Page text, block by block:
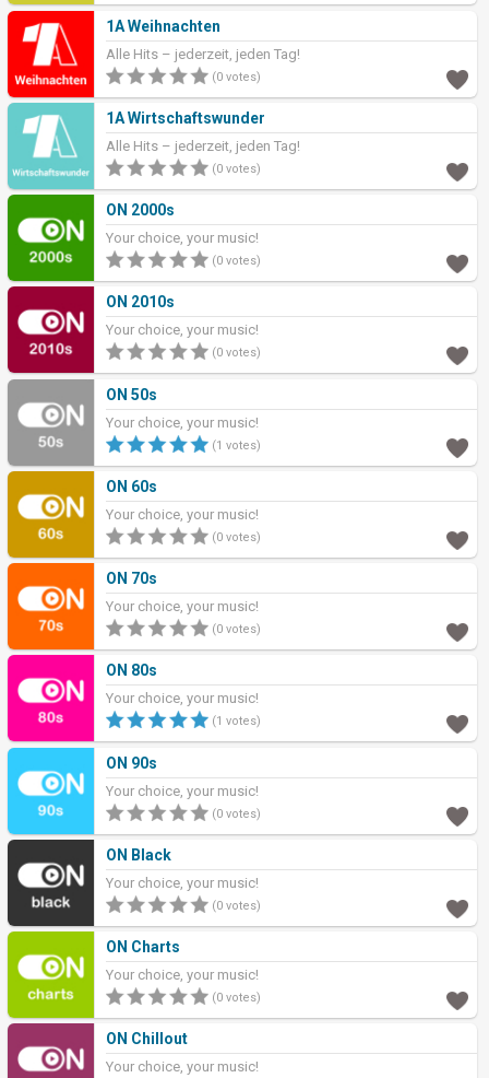
1A Weihnachten
Alle Hits – jederzeit, jeden Tag!
(0 votes)
1A Wirtschaftswunder
Alle Hits – jederzeit, jeden Tag!
(0 votes)
ON 2000s
Your choice, your music!
(0 votes)
ON 2010s
Your choice, your music!
(0 votes)
ON 50s
Your choice, your music!
(1 votes)
ON 60s
Your choice, your music!
(0 votes)
ON 70s
Your choice, your music!
(0 votes)
ON 80s
Your choice, your music!
(1 votes)
ON 90s
Your choice, your music!
(0 votes)
ON Black
Your choice, your music!
(0 votes)
ON Charts
Your choice, your music!
(0 votes)
ON Chillout
Your choice, your music!